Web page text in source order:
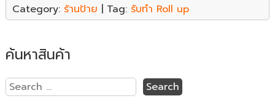
Category: ร้านป้าย | Tag: รับทำ Roll up
ค้นหาสินค้า